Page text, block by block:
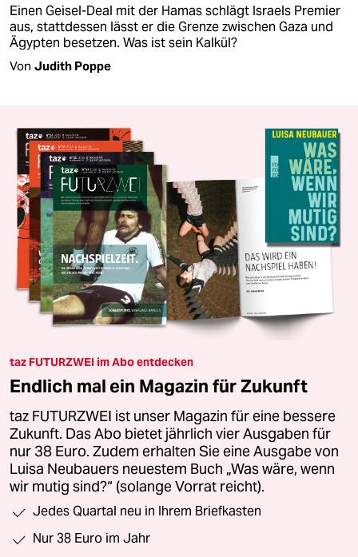
Einen Geisel-Deal mit der Hamas schlägt Israels Premier
aus, stattdessen lässt er die Grenze zwischen Gaza und
Ägypten besetzen. Was ist sein Kalkül?
Von Judith Poppe
taz FUTURZWEI im Abo entdecken
Endlich mal ein Magazin für Zukunft
taz FUTURZWEI ist unser Magazin für eine bessere
Zukunft. Das Abo bietet jährlich vier Ausgaben für
nur 38 Euro. Zudem erhalten Sie eine Ausgabe von
Luisa Neubauers neuestem Buch „Was wäre, wenn
wir mutig sind?“ (solange Vorrat reicht).
Jedes Quartal neu in Ihrem Briefkasten
Nur 38 Euro im Jahr